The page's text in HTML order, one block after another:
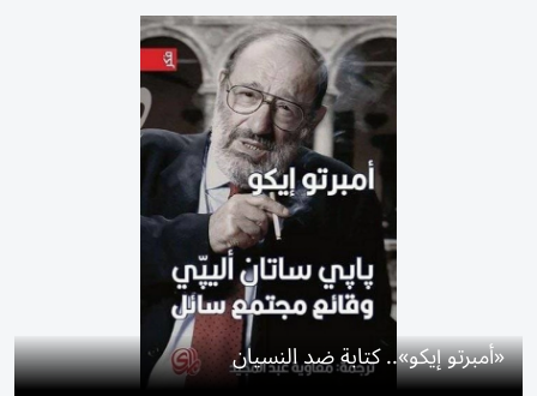
«أمبرتو إيكو».. كتابة ضد النسيان